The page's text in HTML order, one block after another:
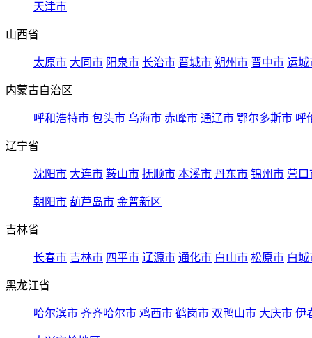
天津市
山西省
太原市 大同市 阳泉市 长治市 晋城市 朔州市 晋中市 运城
内蒙古自治区
呼和浩特市 包头市 乌海市 赤峰市 通辽市 鄂尔多斯市 呼
辽宁省
沈阳市 大连市 鞍山市 抚顺市 本溪市 丹东市 锦州市 营口
朝阳市 葫芦岛市 金普新区
吉林省
长春市 吉林市 四平市 辽源市 通化市 白山市 松原市 白城
黑龙江省
哈尔滨市 齐齐哈尔市 鸡西市 鹤岗市 双鸭山市 大庆市 伊